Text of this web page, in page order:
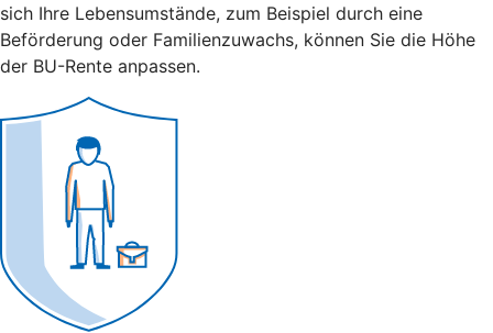
sich Ihre Lebensumstände, zum Beispiel durch eine
Beförderung oder Familienzuwachs, können Sie die Höhe
der BU-Rente anpassen.